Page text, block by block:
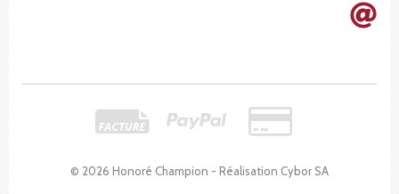
© 2026 Honoré Champion - Réalisation Cybor SA